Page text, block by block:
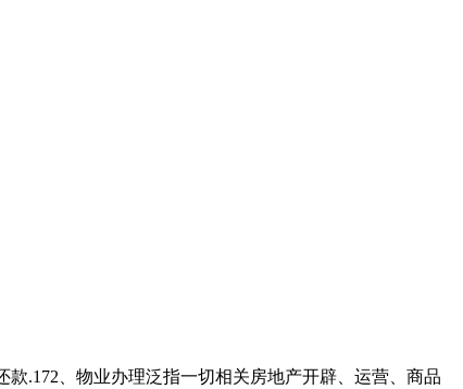
.172、物业办理泛指一切相关房地产开辟、运营、商品